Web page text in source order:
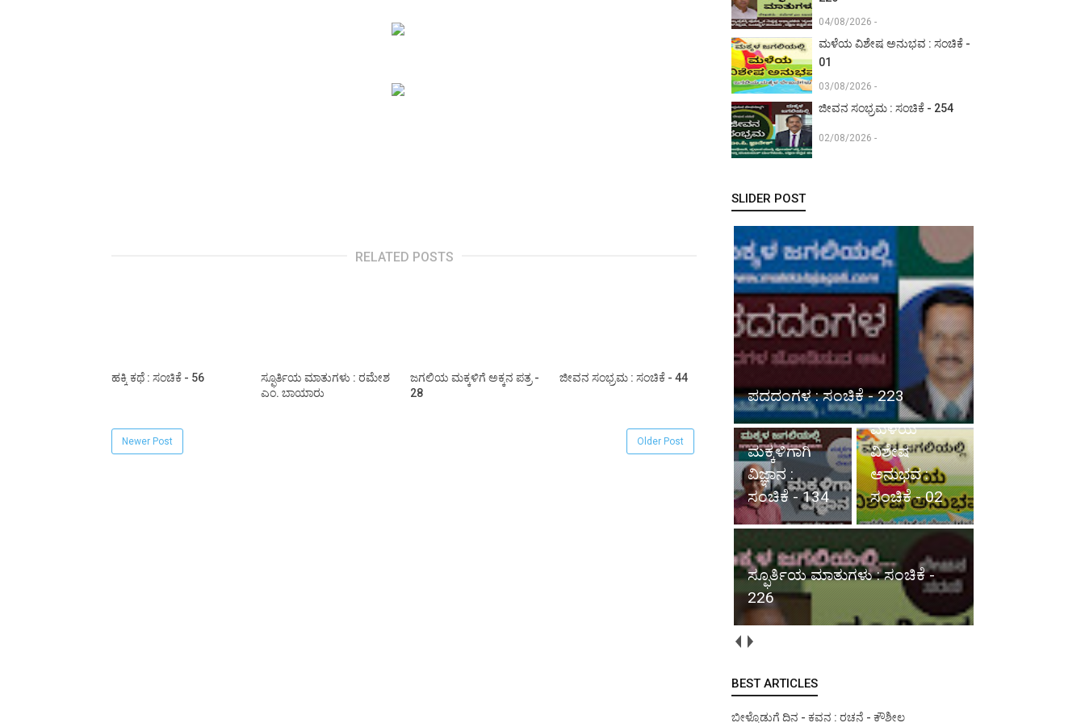
RELATED POSTS
ಹಕ್ಕಿ ಕಥೆ : ಸಂಚಿಕೆ - 56
ಸ್ಫೂರ್ತಿಯ ಮಾತುಗಳು : ರಮೇಶ
ಎಂ. ಬಾಯಾರು
ಜಗಲಿಯ ಮಕ್ಕಳಿಗೆ ಅಕ್ಕನ ಪತ್ರ -
28
ಜೀವನ ಸಂಭ್ರಮ : ಸಂಚಿಕೆ - 44
Newer Post Older Post
04/08/2026 -
ಮಳೆಯ ವಿಶೇಷ ಅನುಭವ : ಸಂಚಿಕೆ -
01
03/08/2026 -
ಜೀವನ ಸಂಭ್ರಮ : ಸಂಚಿಕೆ - 254
02/08/2026 -
SLIDER POST
ಪದದಂಗಳ : ಸಂಚಿಕೆ - 223
ಮಕ್ಕಳಿಗಾಗಿ
ವಿಜ್ಞಾನ :
ಸಂಚಿಕೆ - 134
ಮಳೆಯ
ವಿಶೇಷ
ಅನುಭವ :
ಸಂಚಿಕೆ - 02
ಸ್ಫೂರ್ತಿಯ ಮಾತುಗಳು : ಸಂಚಿಕೆ -
226
BEST ARTICLES
ಬೀಳ್ಕೊಡುಗೆ ದಿನ - ಕವನ : ರಚನೆ - ಕೌಶೀಲ